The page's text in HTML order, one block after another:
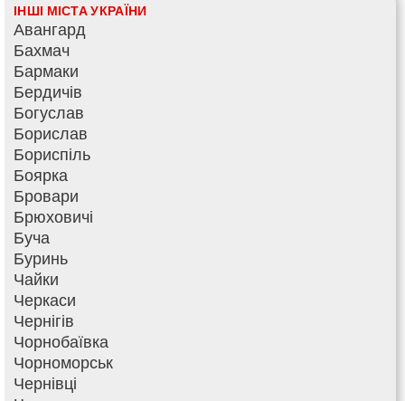
ІНШІ МІСТА УКРАЇНИ
Авангард
Бахмач
Бармаки
Бердичів
Богуслав
Борислав
Бориспіль
Боярка
Бровари
Брюховичі
Буча
Буринь
Чайки
Черкаси
Чернігів
Чорнобаївка
Чорноморськ
Чернівці